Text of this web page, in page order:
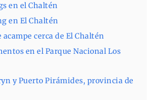
en el Chaltén
en El Chaltén
acampe cerca de El Chaltén
en el Parque Nacional Los
y Puerto Pirámides, provincia de